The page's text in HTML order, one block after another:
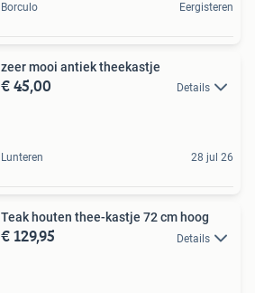
Borculo Eergisteren
zeer mooi antiek theekastje
€ 45,00 Details
Lunteren 28 jul 26
Teak houten thee-kastje 72 cm hoog
€ 129,95 Details